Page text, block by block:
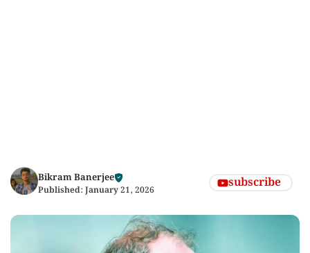
Bikram Banerjee
Published: January 21, 2026 subscribe